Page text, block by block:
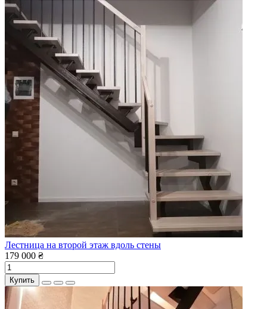
Лестница на второй этаж вдоль стены
179 000 ₴
Купить